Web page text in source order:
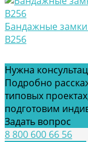
Бандажныe
В256
Нужна
Подробно
типовых
подготовим
Задать вопрос
8 800 600 66 56